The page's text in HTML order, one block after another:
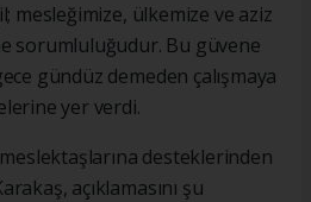
mesleğimize, ülkemize ve aziz
sorumluluğudur. Bu güvene
gündüz demeden çalışmaya
yer verdi.
desteklerinden
açıklamasını şu